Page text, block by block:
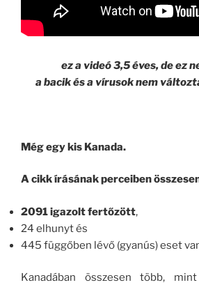
ez a videó 3,5 éves, de ez
a bacik és a vírusok nem
Még egy kis Kanada.
A cikk írásának perceiben
2091 igazolt fertőzött,
24 elhunyt és
445 függőben lévő (gyanús) eset
Kanadában összesen több,